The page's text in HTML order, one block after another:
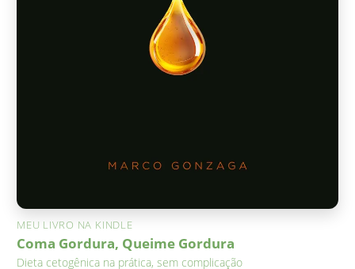
MEU LIVRO NA KINDLE
Coma Gordura, Queime Gordura
Dieta cetogênica na prática, sem complicação